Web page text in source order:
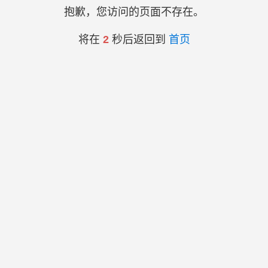
抱歉，您访问的页面不存在。
将在 2秒后返回到 首页